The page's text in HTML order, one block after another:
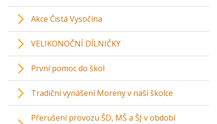
Akce Čistá Vysočina
VELIKONOČNÍ DÍLNIČKY
První pomoc do škol
Tradiční vynášení Moreny v naší školce
Přerušení provozu ŠD, MŠ a ŠJ v období